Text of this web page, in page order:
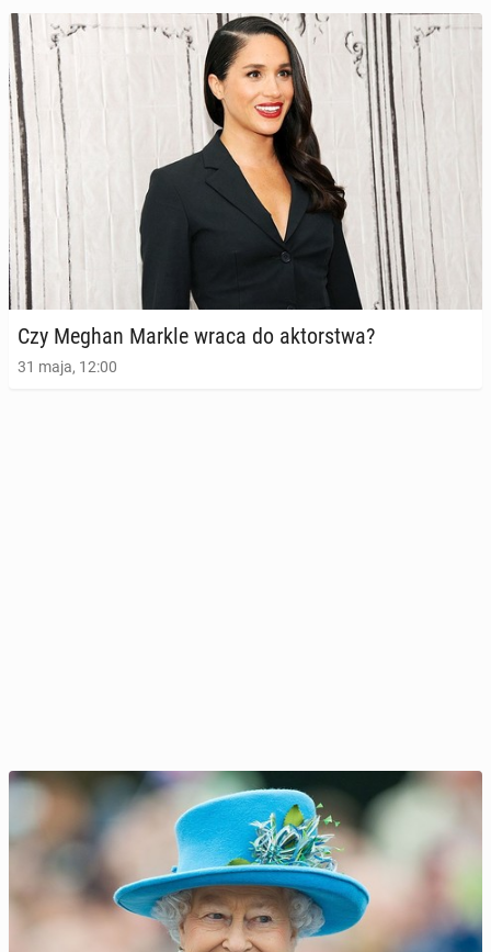
Ponad 200 ele­men­tów gar­de­ro­by księż­nej Diany trafi
pod młotek
Czy Meghan Markle wraca do ak­tor­stwa?
31 maja, 12:00